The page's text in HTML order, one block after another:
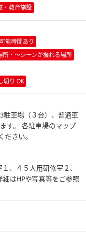
・教育施設
能時間あり
所・〜シーンが撮れる場所
切り OK
駐車場（３台）、普通車
す。 各駐車場のマップ
さい。
、４５人用研修室２、
はHPや写真等をご参照